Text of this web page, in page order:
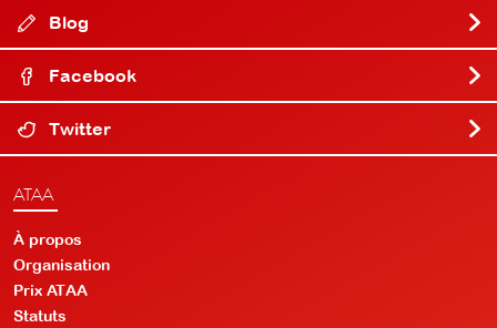
Blog
Facebook
Twitter
ATAA
À propos
Organisation
Prix ATAA
Statuts